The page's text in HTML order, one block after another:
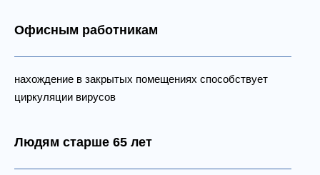
Офисным работникам
нахождение в закрытых помещениях способствует
циркуляции вирусов
Людям старше 65 лет